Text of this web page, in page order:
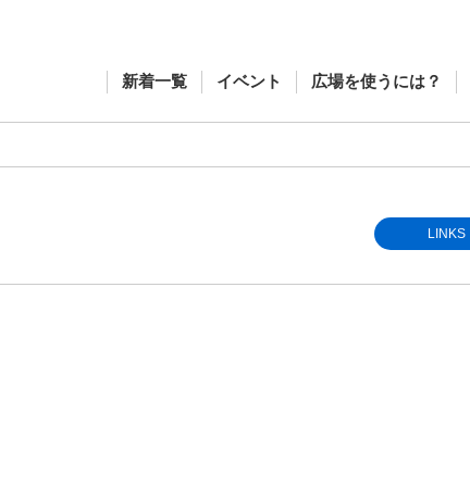
新着一覧 イベント 広場を使うには？
LINKS